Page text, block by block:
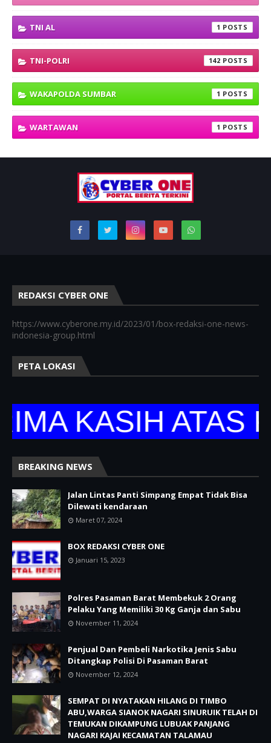
TNI AL 1
TNI-POLRI 142
WAKAPOLDA SUMBAR 1
WARTAWAN 1
REDAKSI CYBER ONE
https://www.cyberone.my.id/2023/01/box-redaksi-one-news-
indonesia-group.html
PETA LOKASI
KASIH ATAS
BREAKING NEWS
Jalan Lintas Panti Simpang Empat Tidak Bisa
Dilewati kendaraan
Maret 07, 2024
BOX REDAKSI CYBER ONE
Januari 15, 2023
Polres Pasaman Barat Membekuk 2 Orang
Pelaku Yang Memiliki 30 Kg Ganja dan Sabu
November 11, 2024
Penjual Dan Pembeli Narkotika Jenis Sabu
Ditangkap Polisi Di Pasaman Barat
November 12, 2024
SEMPAT DI NYATAKAN HILANG DI TIMBO
ABU,WARGA SIANOK NAGARI SINURUIK TELAH DI
TEMUKAN DIKAMPUNG LUBUAK PANJANG
NAGARI KAJAI KECAMATAN TALAMAU